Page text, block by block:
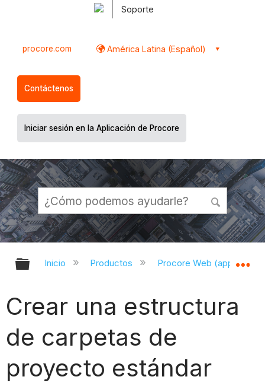
Soporte
procore.com América Latina (Español)
Contáctenos
Iniciar sesión en la Aplicación de Procore
Expandir/contraer jerarquía global
Inicio Productos Procore Web
Crear una estructura
de carpetas de
proyecto estándar